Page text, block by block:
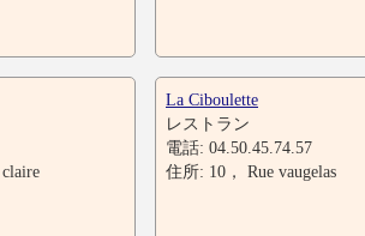
La Ciboulette
レストラン
電話: 04.50.45.74.57
住所: 10， Rue vaugelas